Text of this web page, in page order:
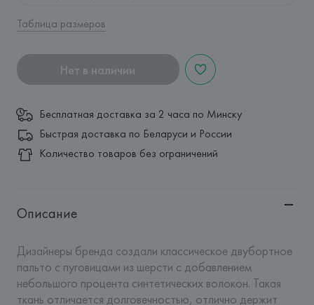
Таблица размеров
Нет в наличии
Бесплатная доставка за 2 часа по Минску
Быстрая доставка по Беларуси и России
Количество товаров без ограничений
Описание
Дизайнеры бренда создали классическое двубортное
пальто с пуговицами из шерсти с добавлением
небольшого процента синтетических волокон. Такая
ткань отличается долговечностью, отлично держит